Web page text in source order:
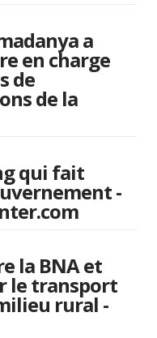
a
en charge
de
de la
qui fait
-
la BNA et
le transport
rural -